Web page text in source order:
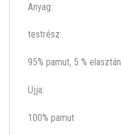
Anyag:
testrész:
95% pamut, 5 % elasztán
Ujja:
100% pamut